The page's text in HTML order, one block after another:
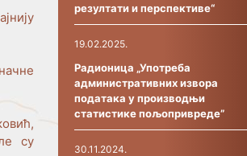
су
резултати и перспективе“
19.02.2025.
Радионица „Употреба
административних извора
података у производњи
статистике пољопривреде”
30.11.2024.